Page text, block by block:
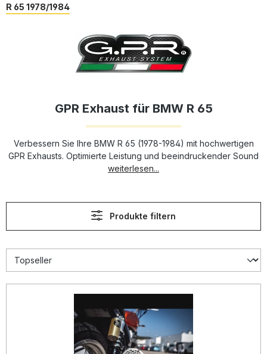
R 65 1978/1984
GPR Exhaust für BMW R 65
Verbessern Sie Ihre BMW R 65 (1978-1984) mit hochwertigen
GPR Exhausts. Optimierte Leistung und beeindruckender Sound
weiterlesen...
Produkte filtern